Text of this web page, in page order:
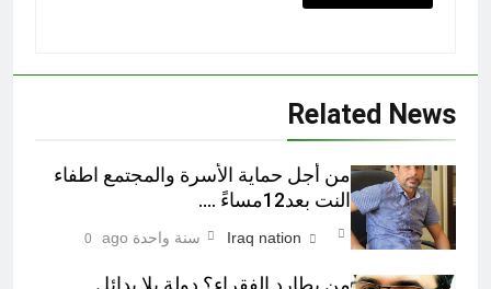
Related News
من أجل حماية الأسرة والمجتمع اطفاء
النت بعد12مساءً ….
Iraq nation سنة واحدة ago 0